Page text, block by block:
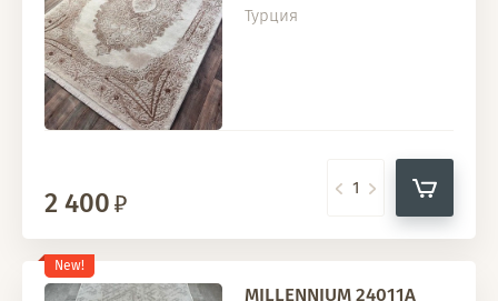
Турция
2 400
New!
MILLENNIUM 24011A